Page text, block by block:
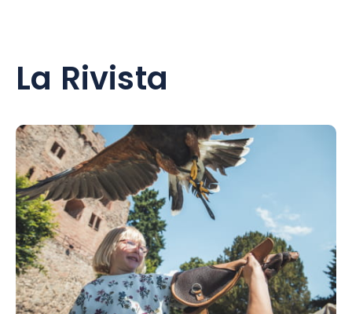
La Rivista